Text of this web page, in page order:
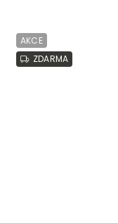
AKCE
ZDARMA